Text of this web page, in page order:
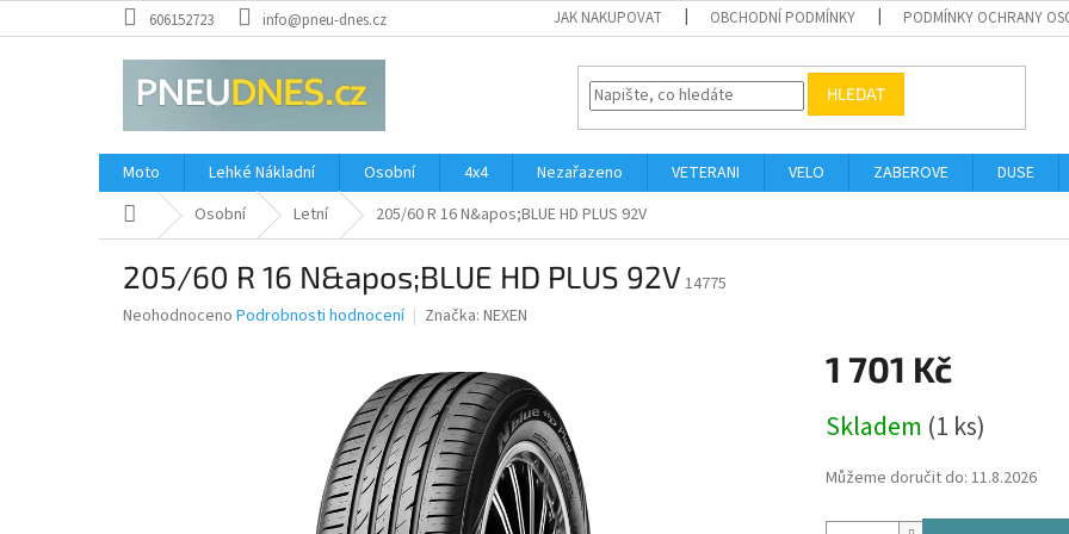
na
606152723 info@pneu-dnes.cz JAK NAKUPOVAT OBCHODNÍ PODMÍNKY PODMÍNKY OCHRANY
HLEDAT
Moto Lehké Nákladní Osobní 4x4 Nezařazeno VETERANI VELO ZABEROVE DUSE
Domů Osobní Letní 205/60 R 16 N&apos;BLUE HD PLUS 92V
205/60 R 16 N&apos;BLUE HD PLUS 92V14775
Průměrné
Neohodnoceno Podrobnosti hodnocení Značka: NEXEN
1 701 Kč
cena:
Skladem (1 ks)
Můžeme doručit do: 11.8.2026